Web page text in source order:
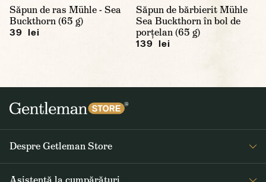
Săpun de ras Mühle - Sea
Buckthorn (65 g)
39 lei
Săpun de bărbierit Mühle
Sea Buckthorn în bol de
porțelan (65 g)
139 lei
Despre Getleman Store